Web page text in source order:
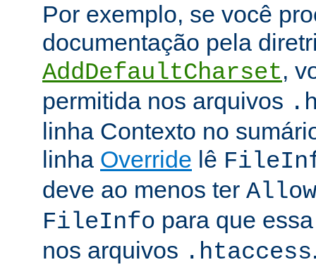
Por exemplo, se você
documentação pela
AddDefaultCharset,
permitida nos arquivos
linha Contexto no
linha Override lê
deve ao menos ter
FileInfo para que
nos arquivos .htaccess